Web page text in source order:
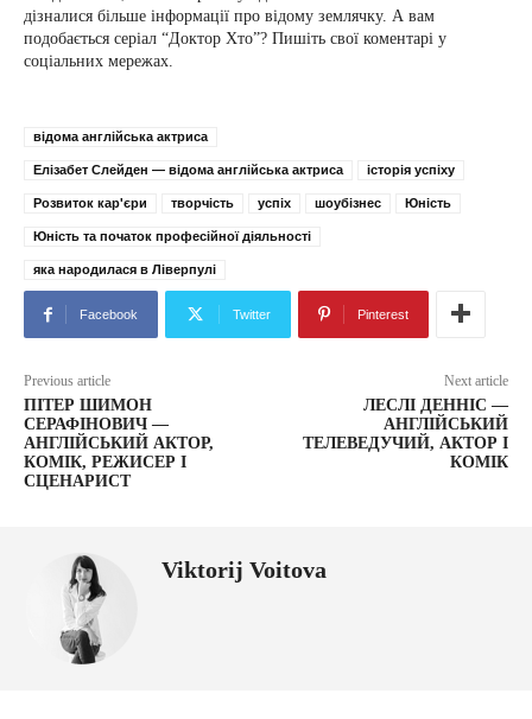
дізналися більше інформації про відому землячку. А вам
подобається серіал “Доктор Хто”? Пишіть свої коментарі у
соціальних мережах.
відома англійська актриса
Елізабет Слейден — відома англійська актриса історія успіху
Розвиток кар'єри творчість успіх шоубізнес Юність
Юність та початок професійної діяльності
яка народилася в Ліверпулі
Facebook Twitter Pinterest
Previous article
ПІТЕР ШИМОН
СЕРАФІНОВИЧ —
АНГЛІЙСЬКИЙ АКТОР,
КОМІК, РЕЖИСЕР І
СЦЕНАРИСТ
Next article
ЛЕСЛІ ДЕННІС —
АНГЛІЙСЬКИЙ
ТЕЛЕВЕДУЧИЙ, АКТОР І
КОМІК
Viktorij Voitova